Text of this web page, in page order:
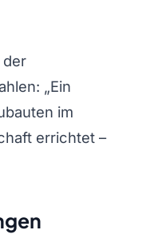
der
„Ein
im
errichtet –